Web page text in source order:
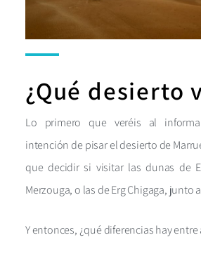
¿Qué desierto
Lo primero que veréis al
intención de pisar el desierto de
que decidir si visitar las dunas de
Merzouga, o las de Erg Chigaga, junto
Y entonces, ¿qué diferencias hay entre